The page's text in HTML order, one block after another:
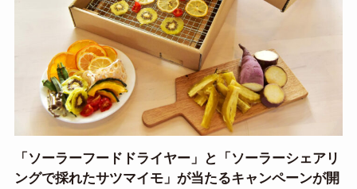
「ソーラーフードドライヤー」と「ソーラーシェアリ
ングで採れたサツマイモ」が当たるキャンペーンが開